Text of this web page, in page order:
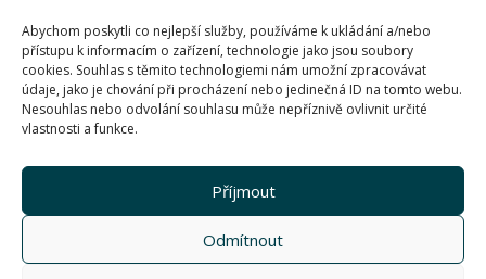
Abychom poskytli co nejlepší služby, používáme k ukládání a/nebo
přístupu k informacím o zařízení, technologie jako jsou soubory
cookies. Souhlas s těmito technologiemi nám umožní zpracovávat
údaje, jako je chování při procházení nebo jedinečná ID na tomto webu.
Nesouhlas nebo odvolání souhlasu může nepříznivě ovlivnit určité
vlastnosti a funkce.
Příjmout
Odmítnout